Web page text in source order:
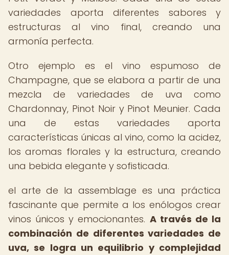
variedades aporta diferentes sabores y
estructuras al vino final, creando una
armonía perfecta.
Otro ejemplo es el vino espumoso de
Champagne, que se elabora a partir de una
mezcla de variedades de uva como
Chardonnay, Pinot Noir y Pinot Meunier. Cada
una de estas variedades aporta
características únicas al vino, como la acidez,
los aromas florales y la estructura, creando
una bebida elegante y sofisticada.
el arte de la assemblage es una práctica
fascinante que permite a los enólogos crear
vinos únicos y emocionantes. A través de la
combinación de diferentes variedades de
uva, se logra un equilibrio y complejidad